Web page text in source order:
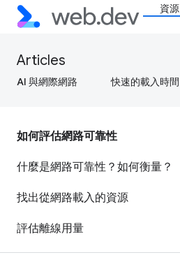
資源
Articles
AI 與網際網路 快速的載入時間
如何評估網路可靠性
什麼是網路可靠性？如何衡量？
找出從網路載入的資源
評估離線用量